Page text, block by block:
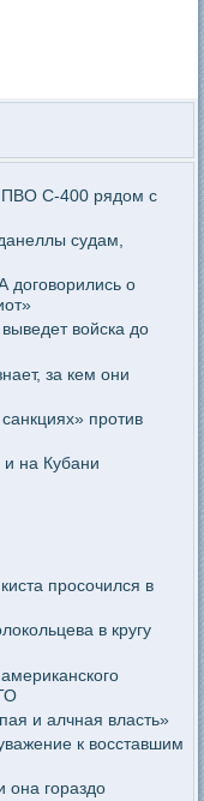
ПВО С-400 рядом с
судам,
договорились о
войска до
за кем они
против
на Кубани
просочился в
в кругу
и алчная власть»
к восставшим
она гораздо